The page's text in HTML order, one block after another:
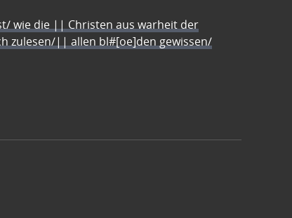
wie die || Christen aus warheit der
zulesen/|| allen bl#[oe]den gewissen/